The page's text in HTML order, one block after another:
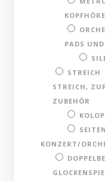
PADS
STREICH
STREICH,
ZUBEHÖR
KONZERT/